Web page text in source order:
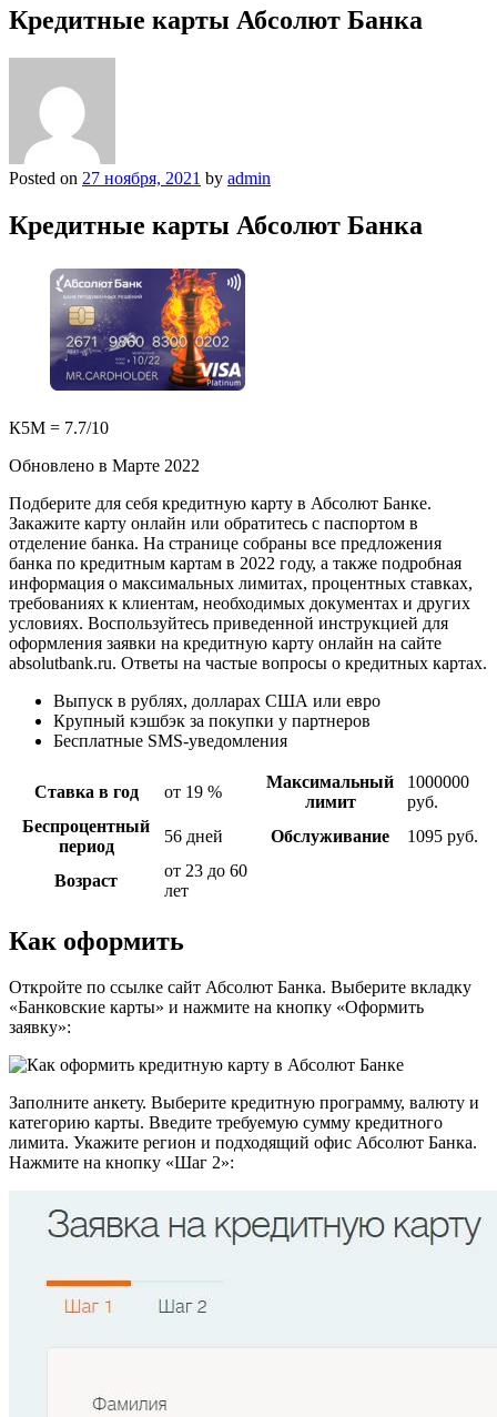
Кредитные карты Абсолют Банка
Posted on 27 ноября, 2021 by admin
Кредитные карты Абсолют Банка
К5М = 7.7/10
Обновлено в Марте 2022
Подберите для себя кредитную карту в Абсолют Банке.
Закажите карту онлайн или обратитесь с паспортом в
отделение банка. На странице собраны все предложения
банка по кредитным картам в 2022 году, а также подробная
информация о максимальных лимитах, процентных ставках,
требованиях к клиентам, необходимых документах и других
условиях. Воспользуйтесь приведенной инструкцией для
оформления заявки на кредитную карту онлайн на сайте
absolutbank.ru. Ответы на частые вопросы о кредитных картах.
Выпуск в рублях, долларах США или евро
Крупный кэшбэк за покупки у партнеров
Бесплатные SMS-уведомления
Ставка в год от 19 %
Максимальный
лимит
1000000
руб.
Беспроцентный
период
56 дней Обслуживание 1095 руб.
Возраст
от 23 до 60
лет
Как оформить
Откройте по ссылке сайт Абсолют Банка. Выберите вкладку
«Банковские карты» и нажмите на кнопку «Оформить
заявку»:
Заполните анкету. Выберите кредитную программу, валюту и
категорию карты. Введите требуемую сумму кредитного
лимита. Укажите регион и подходящий офис Абсолют Банка.
Нажмите на кнопку «Шаг 2»: